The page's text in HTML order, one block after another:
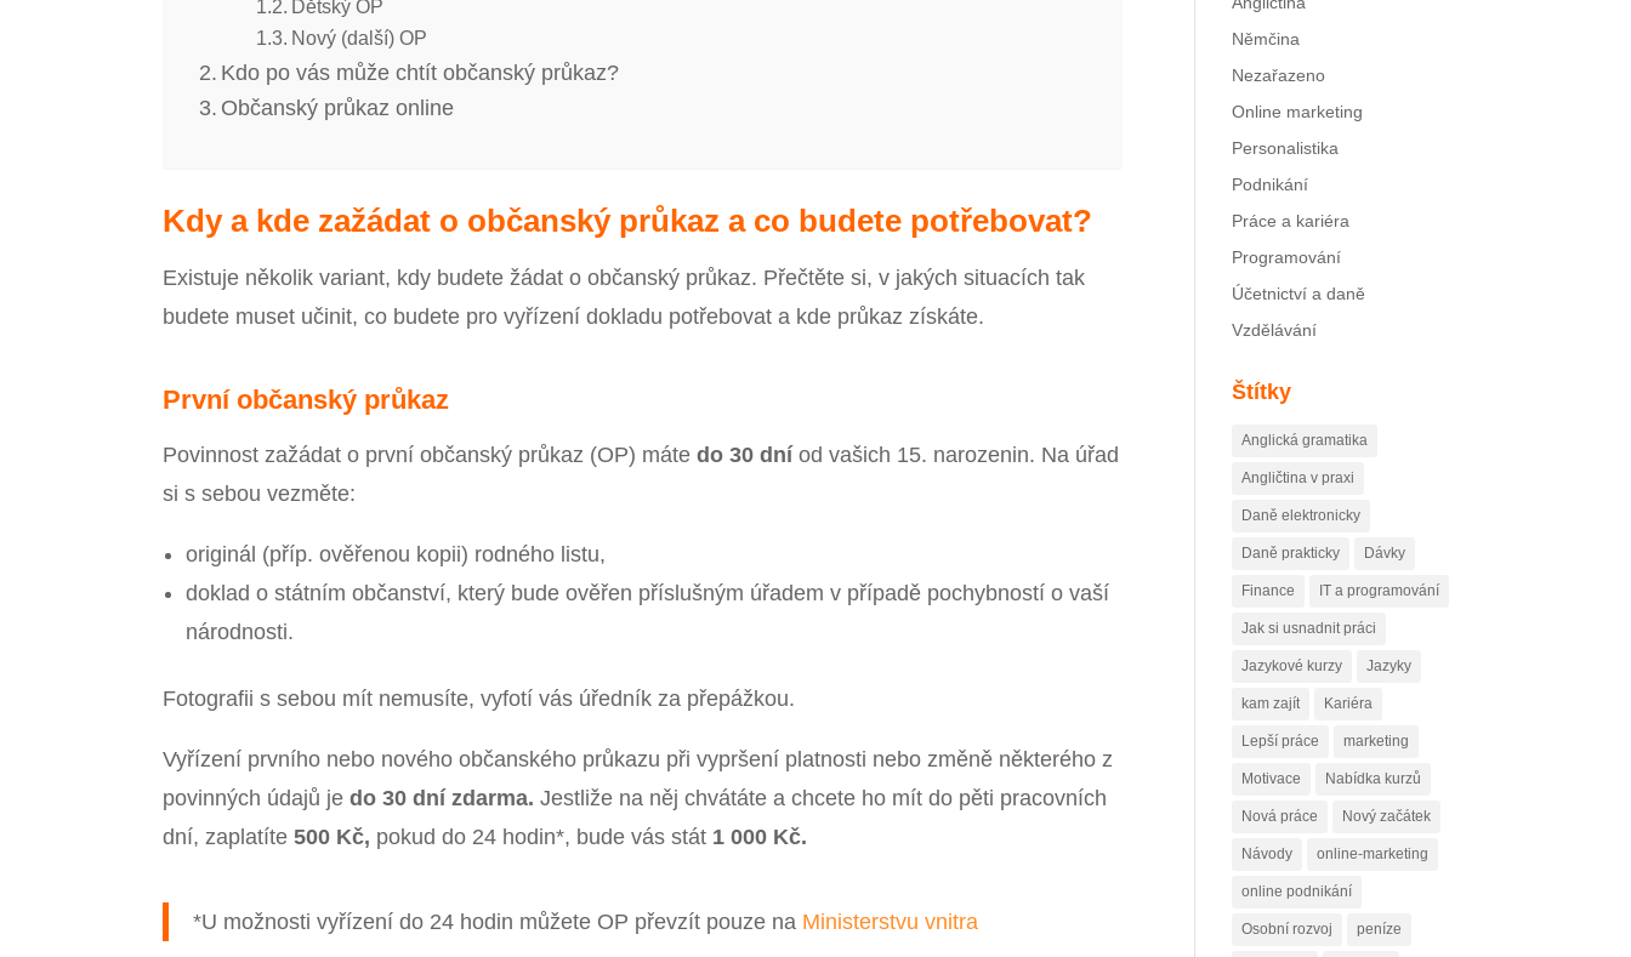
Dětský OP
Nový (další) OP
Kdo po vás může chtít občanský průkaz?
Občanský průkaz online
Kdy a kde zažádat o občanský průkaz a co budete potřebovat?
Existuje několik variant, kdy budete žádat o občanský průkaz. Přečtěte si, v jakých situacích tak
budete muset učinit, co budete pro vyřízení dokladu potřebovat a kde průkaz získáte.
První občanský průkaz
Povinnost zažádat o první občanský průkaz (OP) mátedo 30 dníod vašich 15. narozenin. Na úřad
si s sebou vezměte:
originál (příp. ověřenou kopii) rodného listu,
doklad o státním občanství, který bude ověřen příslušným úřadem v případě pochybností o vaší
národnosti.
Fotografii s sebou mít nemusíte, vyfotí vás úředník za přepážkou.
Vyřízení prvního nebo nového občanského průkazu při vypršení platnosti nebo změně některého z
povinných údajů jedo 30 dní zdarma. Jestliže na něj chvátáte a chcete ho mít do pěti pracovních
dní, zaplatíte500 Kč, pokud do 24 hodin*, bude vás stát 1 000 Kč.
*U možnosti vyřízení do 24 hodin můžete OP převzít pouze na Ministerstvu vnitra
Němčina
Nezařazeno
Online marketing
Personalistika
Podnikání
Práce a kariéra
Programování
Účetnictví a daně
Vzdělávání
Štítky
Anglická gramatika
Angličtina v praxi
Daně elektronicky
Daně prakticky Dávky
Finance IT a programování
Jak si usnadnit práci
Jazykové kurzy Jazyky
kam zajít Kariéra
Lepší práce marketing
Motivace Nabídka kurzů
Nová práce Nový začátek
Návody online-marketing
online podnikání
Osobní rozvoj peníze